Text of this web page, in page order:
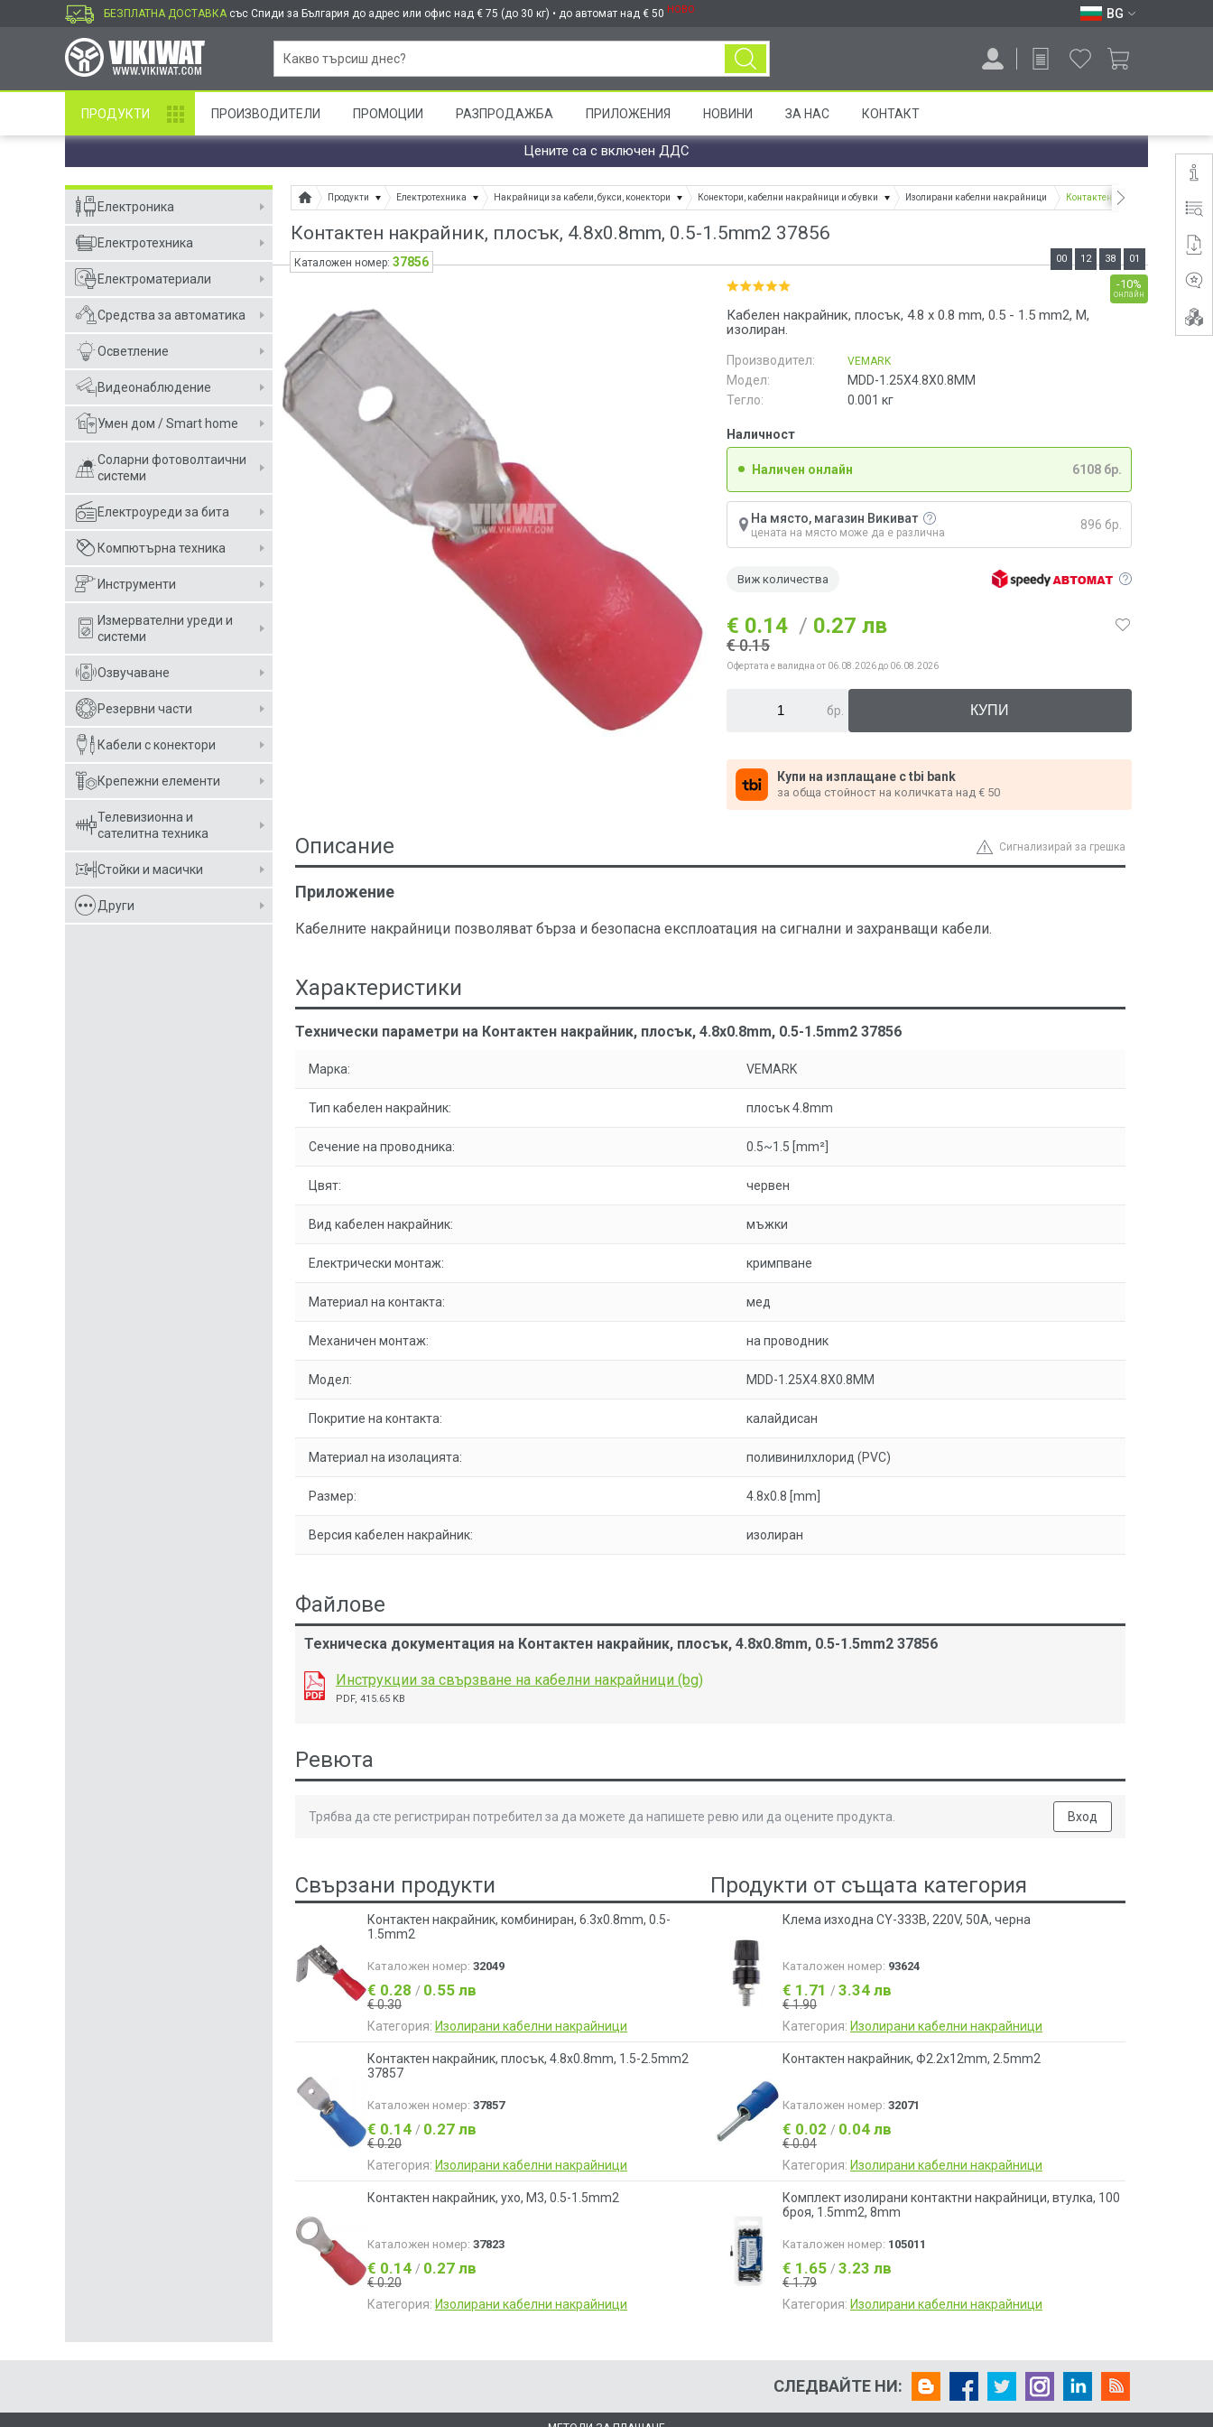
БЕЗПЛАТНА ДОСТАВКА със Спиди за България до адрес или офис над € 75 (до 30 кг) • до автомат над € 50 НОВО BG
ПРОДУКТИ ПРОИЗВОДИТЕЛИ ПРОМОЦИИ РАЗПРОДАЖБА ПРИЛОЖЕНИЯ НОВИНИ ЗА НАС КОНТАКТ
Цените са с включен ДДС
Електроника
Електротехника
Електроматериали
Средства за автоматика
Осветление
Видеонаблюдение
Умен дом / Smart home
Соларни фотоволтаични
системи
Електроуреди за бита
Компютърна техника
Инструменти
Измервателни уреди и
системи
Озвучаване
Резервни части
Кабели с конектори
Крепежни елементи
Телевизионна и
сателитна техника
Стойки и масички
Други
Продукти Електротехника Накрайници за кабели, букси, конектори Конектори, кабелни накрайници и обувки Изолирани кабелни накрайници Контактен накрайник, плосък,
Контактен накрайник, плосък, 4.8x0.8mm, 0.5-1.5mm2 37856
Кабелен накрайник, плосък, 4.8 x 0.8 mm, 0.5 - 1.5 mm2, M,
изолиран.
Производител: VEMARK
Модел:
MDD-1.25X4.8X0.8MM
Тегло:
0.001 кг
Наличност
Наличен онлайн 6108 бр.
На място, магазин Викиват
цената на място може да е различна
896 бр.
Виж количества
-10%
онлайн
00 12 38 00
€ 0.14 / 0.27 лв
€ 0.15
Офертата е валидна от 06.08.2026 до 06.08.2026
бр.
Купи на изплащане с tbi bank
за обща стойност на количката над € 50
Каталожен номер: 37856
Сигнализирай за грешка
Описание
Приложение
Кабелните накрайници позволяват бърза и безопасна експлоатация на сигнални и захранващи кабели.
Характеристики
Технически параметри на Контактен накрайник, плосък, 4.8x0.8mm, 0.5-1.5mm2 37856
Марка: VEMARK
Тип кабелен накрайник: плосък 4.8mm
Сечение на проводника: 0.5~1.5 [mm²]
Цвят: червен
Вид кабелен накрайник: мъжки
Електрически монтаж: кримпване
Материал на контакта: мед
Механичен монтаж: на проводник
Модел: MDD-1.25X4.8X0.8MM
Покритие на контакта: калайдисан
Материал на изолацията: поливинилхлорид (PVC)
Размер: 4.8x0.8 [mm]
Версия кабелен накрайник: изолиран
Файлове
Техническа документация на Контактен накрайник, плосък, 4.8x0.8mm, 0.5-1.5mm2 37856
Инструкции за свързване на кабелни накрайници (bg)
PDF, 415.65 KB
Ревюта
Трябва да сте регистриран потребител за да можете да напишете ревю или да оцените продукта. Вход
Свързани продукти
Контактен накрайник, комбиниран, 6.3х0.8mm, 0.5-
1.5mm2
Каталожен номер: 32049
€ 0.28 / 0.55 лв
€ 0.30
Категория: Изолирани кабелни накрайници
Контактен накрайник, плосък, 4.8x0.8mm, 1.5-2.5mm2
37857
Каталожен номер: 37857
€ 0.14 / 0.27 лв
€ 0.20
Категория: Изолирани кабелни накрайници
Контактен накрайник, ухо, M3, 0.5-1.5mm2
Каталожен номер: 37823
€ 0.14 / 0.27 лв
€ 0.20
Категория: Изолирани кабелни накрайници
Продукти от същата категория
Клема изходна CY-333B, 220V, 50A, черна
Каталожен номер: 93624
€ 1.71 / 3.34 лв
€ 1.90
Категория: Изолирани кабелни накрайници
Контактен накрайник, Ф2.2x12mm, 2.5mm2
Каталожен номер: 32071
€ 0.02 / 0.04 лв
€ 0.04
Категория: Изолирани кабелни накрайници
Комплект изолирани контактни накрайници, втулка, 100
броя, 1.5mm2, 8mm
Каталожен номер: 105011
€ 1.65 / 3.23 лв
€ 1.79
Категория: Изолирани кабелни накрайници
СЛЕДВАЙТЕ НИ: